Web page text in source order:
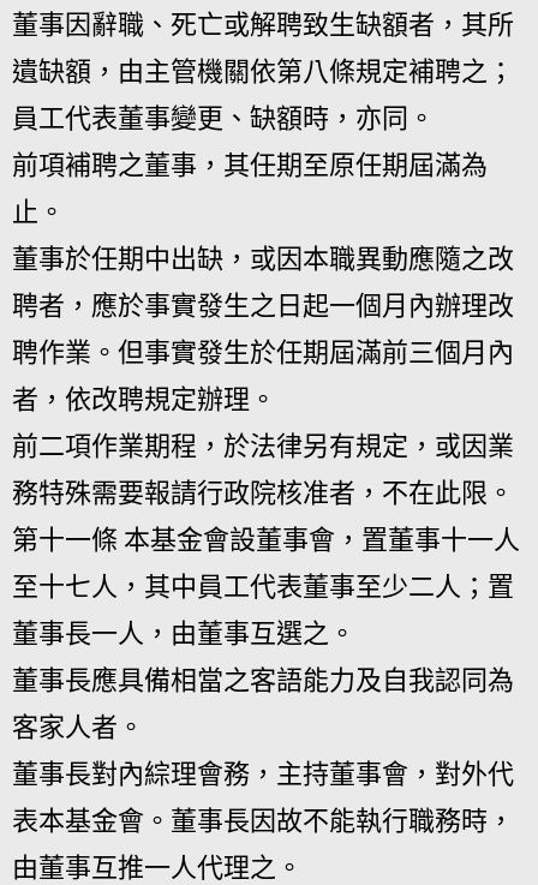
董事因辭職、死亡或解聘致生缺額者，其所
遺缺額，由主管機關依第八條規定補聘之；
員工代表董事變更、缺額時，亦同。
前項補聘之董事，其任期至原任期屆滿為
止。
董事於任期中出缺，或因本職異動應隨之改
聘者，應於事實發生之日起一個月內辦理改
聘作業。但事實發生於任期屆滿前三個月內
者，依改聘規定辦理。
前二項作業期程，於法律另有規定，或因業
務特殊需要報請行政院核准者，不在此限。
第十一條 本基金會設董事會，置董事十一人
至十七人，其中員工代表董事至少二人；置
董事長一人，由董事互選之。
董事長應具備相當之客語能力及自我認同為
客家人者。
董事長對內綜理會務，主持董事會，對外代
表本基金會。董事長因故不能執行職務時，
由董事互推一人代理之。